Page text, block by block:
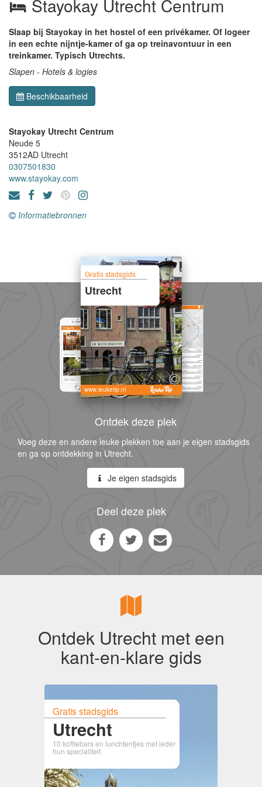
Stayokay Utrecht Centrum
Slaap bij Stayokay in het hostel of een privékamer. Of logeer
in een echte nijntje-kamer of ga op treinavontuur in een
treinkamer. Typisch Utrechts.
Slapen - Hotels & logies
Beschikbaarheid
Stayokay Utrecht Centrum
Neude 5
3512AD Utrecht
0307501830
www.stayokay.com
Informatiebronnen
Gratis stadsgids
Utrecht
www.leuketip.nl
Ontdek deze plek
Voeg deze en andere leuke plekken toe aan je eigen stadsgids
en ga op ontdekking in Utrecht.
Je eigen stadsgids
Deel deze plek
Ontdek Utrecht met een
kant-en-klare gids
Gratis stadsgids
Utrecht
10 koffiebars en lunchtentjes met ieder
hun specialiteit